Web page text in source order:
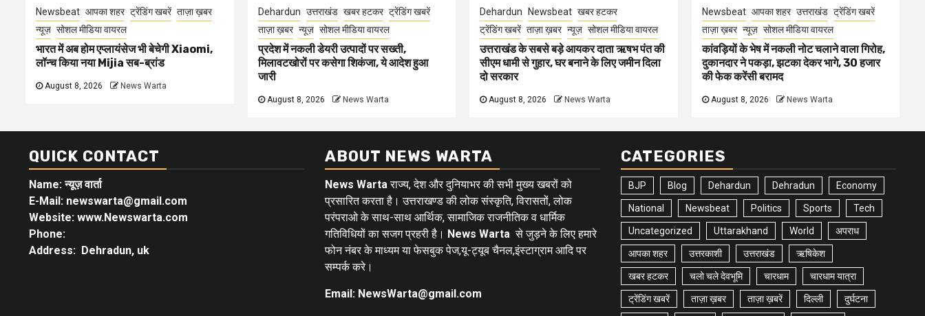
Newsbeat आपका शहर ट्रेंडिंग खबरें ताज़ा ख़बर
न्यूज़ सोशल मीडिया वायरल
भारत में अब होम एप्लायंसेज भी बेचेगी Xiaomi,
लॉन्च किया नया Mijia सब-ब्रांड
August 8, 2026 News Warta
Dehardun उत्तराखंड खबर हटकर ट्रेंडिंग खबरें
ताज़ा ख़बर न्यूज़ सोशल मीडिया वायरल
प्रदेश में नकली डेयरी उत्पादों पर सख्ती,
मिलावटखोरों पर कसेगा शिकंजा, ये आदेश हुआ
जारी
August 8, 2026 News Warta
Dehardun Newsbeat खबर हटकर
ट्रेंडिंग खबरें ताज़ा ख़बर न्यूज़ सोशल मीडिया वायरल
उत्तराखंड के सबसे बड़े आयकर दाता ऋषभ पंत की
सीएम धामी से गुहार, घर बनाने के लिए जमीन दिला
दो सरकार
August 8, 2026 News Warta
Newsbeat आपका शहर उत्तराखंड ट्रेंडिंग खबरें
ताज़ा ख़बर न्यूज़ सोशल मीडिया वायरल
कांवड़ियों के भेष में नकली नोट चलाने वाला गिरोह,
दुकानदार ने पकड़ा, झटका देकर भागे, 30 हजार
की फेक करेंसी बरामद
August 8, 2026 News Warta
QUICK CONTACT
Name: न्यूज़ वार्ता
E-Mail: newswarta@gmail.com
Website: www.Newswarta.com
Phone:
Address: Dehradun, uk
ABOUT NEWS WARTA
News Wartaराज्य, देश और दुनियाभर की सभी मुख्य खबरों को
प्रसारित करता है। उत्तराखण्ड की लोक संस्कृति, विरासतों, लोक
परंपराओ के साथ-साथ आर्थिक, सामाजिक राजनीतिक व धार्मिक
गतिविधियों का सजग प्रहरी है। News Warta से जुड़ने के लिए हमारे
फोन नंबर के माध्यम या फेसबुक पेज,यू-ट्यूब चैनल,इंस्टाग्राम आदि पर
सम्पर्क करे।
Email: NewsWarta@gmail.com
CATEGORIES
BJP Blog Dehardun Dehradun Economy
National Newsbeat Politics Sports Tech
Uncategorized Uttarakhand World अपराध
आपका शहर उत्तरकाशी उत्तराखंड ऋषिकेश
खबर हटकर चलो चले देवभूमि चारधाम चारधाम यात्रा
ट्रेंडिंग खबरें ताज़ा ख़बर ताज़ा ख़बरें दिल्ली दुर्घटना